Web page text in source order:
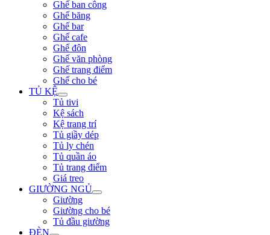
Ghế ban công
Ghế băng
Ghế bar
Ghế cafe
Ghế đôn
Ghế văn phòng
Ghế trang điểm
Ghế cho bé
TỦ KỆ
Tủ tivi
Kệ sách
Kệ trang trí
Tủ giầy dép
Tủ ly chén
Tủ quần áo
Tủ trang điểm
Giá treo
GIƯỜNG NGỦ
Giường
Giường cho bé
Tủ đầu giường
ĐÈN